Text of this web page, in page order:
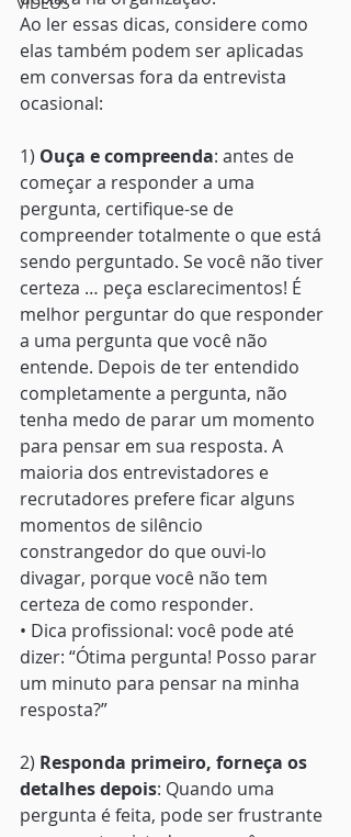
Ao ler essas dicas, considere como
elas também podem ser aplicadas
em conversas fora da entrevista
ocasional:
1) Ouça e compreenda: antes de
começar a responder a uma
pergunta, certifique-se de
compreender totalmente o que está
sendo perguntado. Se você não tiver
certeza … peça esclarecimentos! É
melhor perguntar do que responder
a uma pergunta que você não
entende. Depois de ter entendido
completamente a pergunta, não
tenha medo de parar um momento
para pensar em sua resposta. A
maioria dos entrevistadores e
recrutadores prefere ficar alguns
momentos de silêncio
constrangedor do que ouvi-lo
divagar, porque você não tem
certeza de como responder.
• Dica profissional: você pode até
dizer: “Ótima pergunta! Posso parar
um minuto para pensar na minha
resposta?”
2) Responda primeiro, forneça os
detalhes depois: Quando uma
pergunta é feita, pode ser frustrante